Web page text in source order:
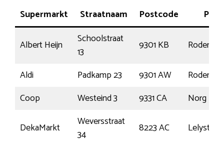
Supermarkt Straatnaam Postcode
Albert Heijn
Schoolstraat
13
9301 KB
Roden
Aldi
Padkamp 23 9301 AW
Roden
Coop
Westeind 3 9331 CA
Norg
DekaMarkt
Weversstraat
34
8223 AC
Lelystad